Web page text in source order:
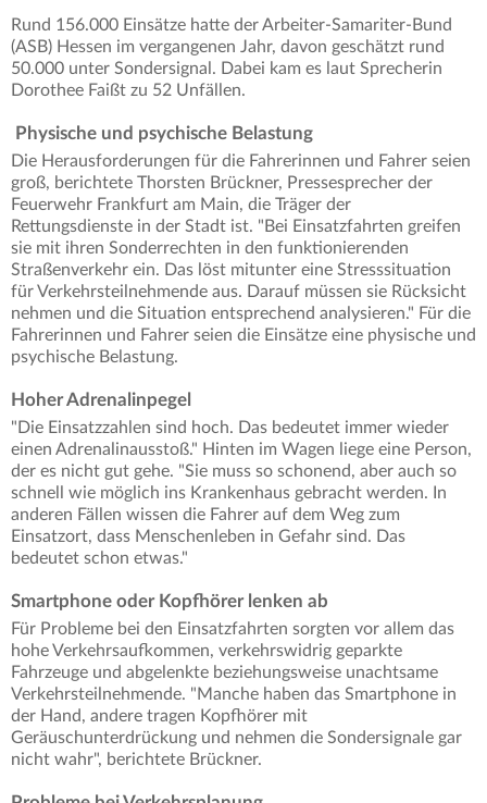
Rund 156.000 Einsätze hatte der Arbeiter-Samariter-Bund
(ASB) Hessen im vergangenen Jahr, davon geschätzt rund
50.000 unter Sondersignal. Dabei kam es laut Sprecherin
Dorothee Faißt zu 52 Unfällen.
Physische und psychische Belastung
Die Herausforderungen für die Fahrerinnen und Fahrer seien
groß, berichtete Thorsten Brückner, Pressesprecher der
Feuerwehr Frankfurt am Main, die Träger der
Rettungsdienste in der Stadt ist. "Bei Einsatzfahrten greifen
sie mit ihren Sonderrechten in den funktionierenden
Straßenverkehr ein. Das löst mitunter eine Stresssituation
für Verkehrsteilnehmende aus. Darauf müssen sie Rücksicht
nehmen und die Situation entsprechend analysieren." Für die
Fahrerinnen und Fahrer seien die Einsätze eine physische und
psychische Belastung.
Hoher Adrenalinpegel
"Die Einsatzzahlen sind hoch. Das bedeutet immer wieder
einen Adrenalinausstoß." Hinten im Wagen liege eine Person,
der es nicht gut gehe. "Sie muss so schonend, aber auch so
schnell wie möglich ins Krankenhaus gebracht werden. In
anderen Fällen wissen die Fahrer auf dem Weg zum
Einsatzort, dass Menschenleben in Gefahr sind. Das
bedeutet schon etwas."
Smartphone oder Kopfhörer lenken ab
Für Probleme bei den Einsatzfahrten sorgten vor allem das
hohe Verkehrsaufkommen, verkehrswidrig geparkte
Fahrzeuge und abgelenkte beziehungsweise unachtsame
Verkehrsteilnehmende. "Manche haben das Smartphone in
der Hand, andere tragen Kopfhörer mit
Geräuschunterdrückung und nehmen die Sondersignale gar
nicht wahr", berichtete Brückner.